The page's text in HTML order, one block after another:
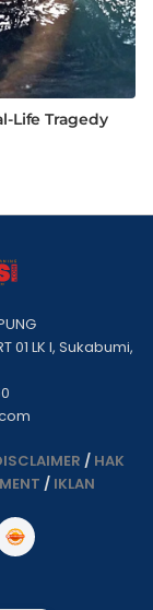
01 LK I, Sukabumi,
/ HAK
/ IKLAN